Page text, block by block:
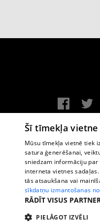
Vortal
Copyright ©
All rights
Šī tīmekļa
Mūsu tīmekļa vietnē tiek
satura ģenerēšanai,
sniedzam informāciju
interneta vietnes
tās atsaukšana vai
sīkdatņu izmantošanas
RĀDĪT VISUS
PIELĀGOT IZVĒLI